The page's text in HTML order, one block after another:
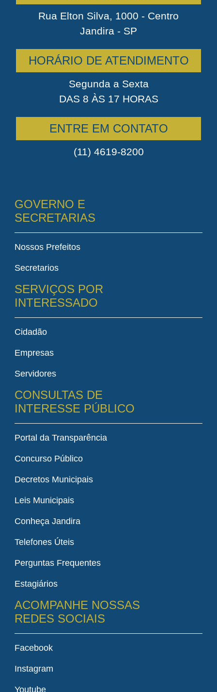
Rua Elton Silva, 1000 - Centro
Jandira - SP
HORÁRIO DE ATENDIMENTO
Segunda a Sexta
DAS 8 ÀS 17 HORAS
ENTRE EM CONTATO
(11) 4619-8200
GOVERNO E
SECRETARIAS
Nossos Prefeitos
Secretarios
SERVIÇOS POR
INTERESSADO
Cidadão
Empresas
Servidores
CONSULTAS DE
INTERESSE PÚBLICO
Portal da Transparência
Concurso Público
Decretos Municipais
Leis Municipais
Conheça Jandira
Telefones Úteis
Perguntas Frequentes
Estagiários
ACOMPANHE NOSSAS
REDES SOCIAIS
Facebook
Instagram
Youtube